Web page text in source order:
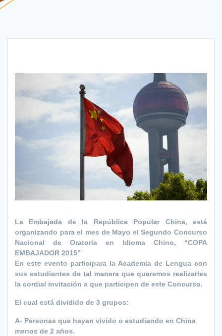
La Embajada de la República Popular China, está
organizando para el mes de Mayo el Segundo Concurso
Nacional de Oratoria en Idioma Chino, “COPA
EMBAJADOR 2015”
En este evento participara la Academia de Lengua con
sus estudiantes de tal manera que queremos realizarles
la cordial invitación a que participen de este Concurso.
El cual está dividido de 3 grupos:
A- Personas que hayan vivido o estudiando en China
menos de 2 años.